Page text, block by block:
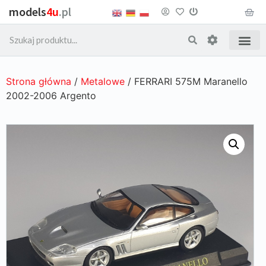
models4u.pl
Strona główna / Metalowe / FERRARI 575M Maranello
2002-2006 Argento